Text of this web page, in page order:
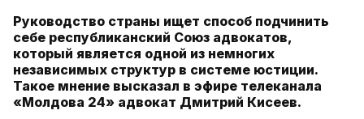
Руководство страны ищет способ подчинить
себе республиканский Союз адвокатов,
который является одной из немногих
независимых структур в системе юстиции.
Такое мнение высказал в эфире телеканала
«Молдова 24» адвокат Дмитрий Кисеев.